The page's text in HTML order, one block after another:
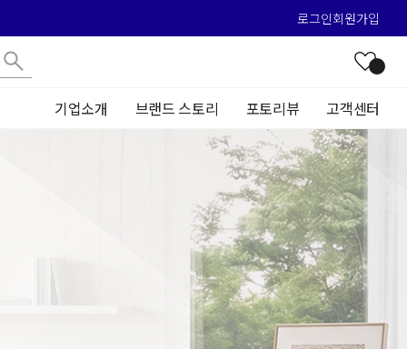
로그인회원가입
기업소개 브랜드 스토리 포토리뷰 고객센터